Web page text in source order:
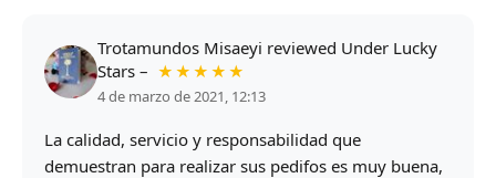
Trotamundos Misaeyi reviewed Under Lucky
Stars – ★★★★★
4 de marzo de 2021, 12:13
La calidad, servicio y responsabilidad que
demuestran para realizar sus pedifos es muy buena,